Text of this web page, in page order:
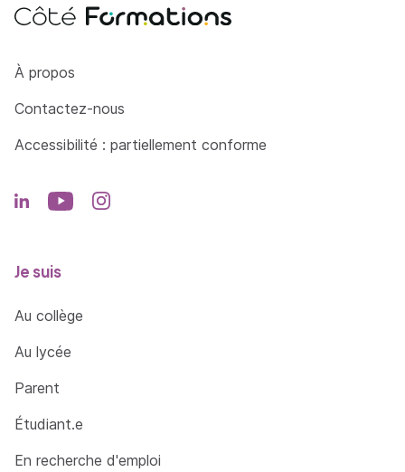
Côté Formations
À propos
Contactez-nous
Accessibilité : partiellement conforme
Je suis
Au collège
Au lycée
Parent
Étudiant.e
En recherche d'emploi